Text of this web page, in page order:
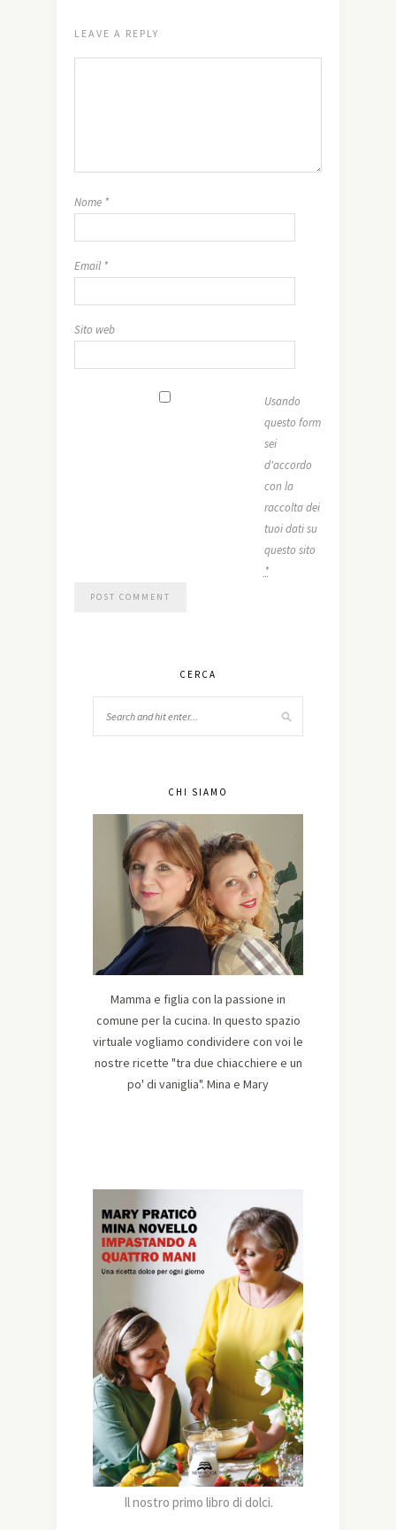
LEAVE A REPLY
Nome *
Email *
Sito web
Usando
questo form
sei
d'accordo
con la
raccolta dei
tuoi dati su
questo sito
*
CERCA
CHI SIAMO
Mamma e figlia con la passione in
comune per la cucina. In questo spazio
virtuale vogliamo condividere con voi le
nostre ricette "tra due chiacchiere e un
po' di vaniglia". Mina e Mary
Il nostro primo libro di dolci.